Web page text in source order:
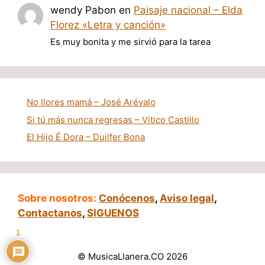
wendy Pabon en Paisaje nacional – Elda
Florez «Letra y canción»
Es muy bonita y me sirvió para la tarea
No llores mamá – José Arévalo
Si tú más nunca regresas – Vitico Castillo
El Hijo É Dora – Duilfer Bona
Sobre nosotros: Conócenos, Aviso legal,
Contactanos, SIGUENOS
© MusicaLlanera.CO 2026
1